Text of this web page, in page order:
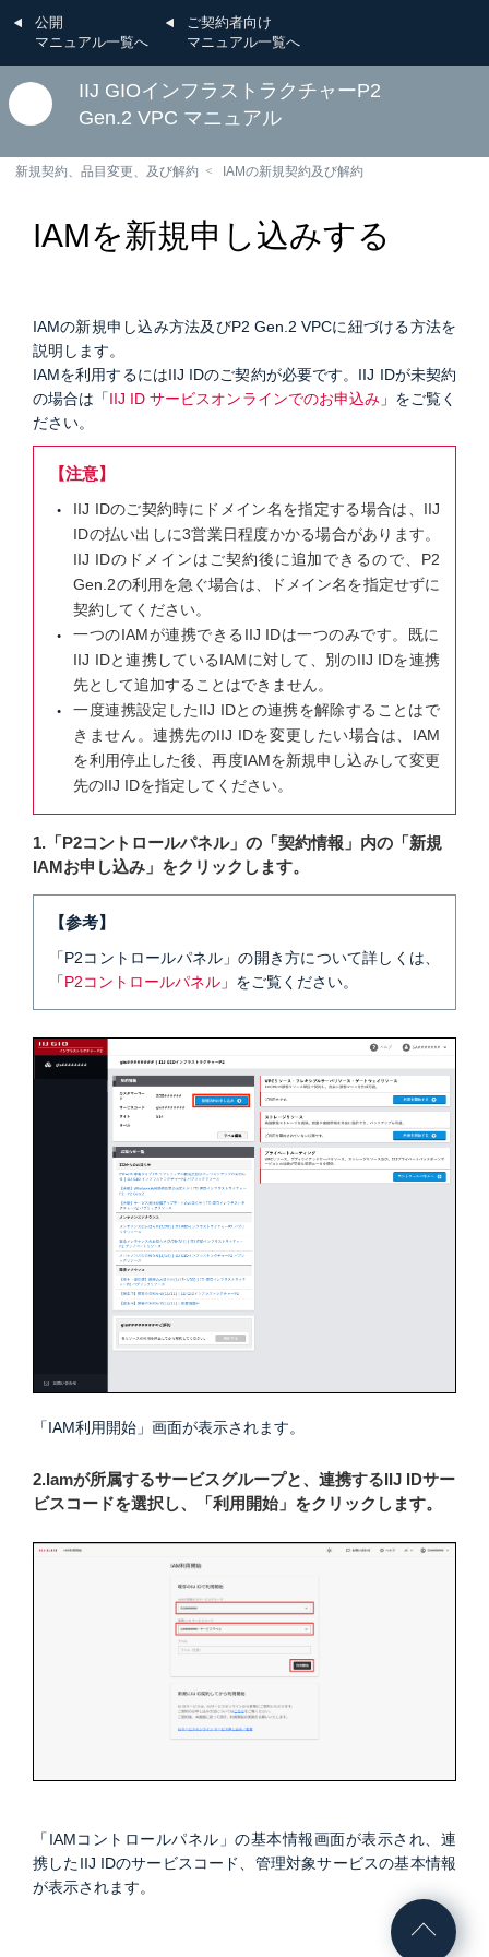
公開
マニュアル一覧へ
ご契約者向け
マニュアル一覧へ
IIJ GIOインフラストラクチャーP2
Gen.2 VPC マニュアル
新規契約、品目変更、及び解約 IAMの新規契約及び解約
IAMを新規申し込みする
IAMの新規申し込み方法及びP2 Gen.2 VPCに紐づける方法を
説明します。
IAMを利用するにはIIJ IDのご契約が必要です。IIJ IDが未契約
の場合は「IIJ ID サービスオンラインでのお申込み」をご覧く
ださい。
【注意】
IIJ IDのご契約時にドメイン名を指定する場合は、IIJ
IDの払い出しに3営業日程度かかる場合があります。
IIJ IDのドメインはご契約後に追加できるので、P2
Gen.2の利用を急ぐ場合は、ドメイン名を指定せずに
契約してください。
一つのIAMが連携できるIIJ IDは一つのみです。既に
IIJ IDと連携しているIAMに対して、別のIIJ IDを連携
先として追加することはできません。
一度連携設定したIIJ IDとの連携を解除することはで
きません。連携先のIIJ IDを変更したい場合は、IAM
を利用停止した後、再度IAMを新規申し込みして変更
先のIIJ IDを指定してください。
1.「P2コントロールパネル」の「契約情報」内の「新規
IAMお申し込み」をクリックします。
【参考】
「P2コントロールパネル」の開き方について詳しくは、
「P2コントロールパネル 」をご覧ください。
「IAM利用開始」画面が表示されます。
2.Iamが所属するサービスグループと、連携するIIJ IDサー
ビスコードを選択し、「利用開始」をクリックします。
「IAMコントロールパネル」の基本情報画面が表示され、連
携したIIJ IDのサービスコード、管理対象サービスの基本情報
が表示されます。